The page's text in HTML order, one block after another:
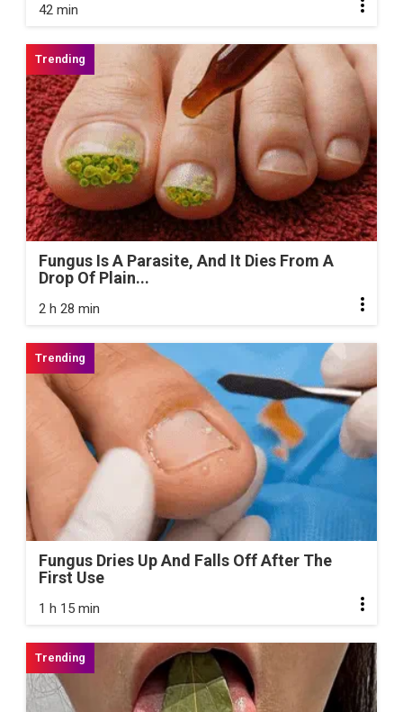
42 min
Fungus Is A Parasite, And It Dies From A
Drop Of Plain...
2 h 28 min
Fungus Dries Up And Falls Off After The
First Use
1 h 15 min